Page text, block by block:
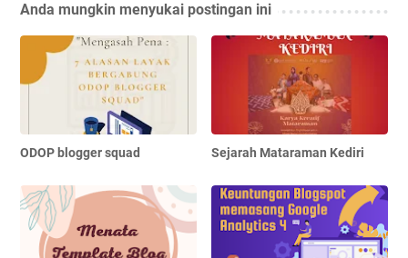
Anda mungkin menyukai postingan ini
ODOP blogger squad Sejarah Mataraman Kediri